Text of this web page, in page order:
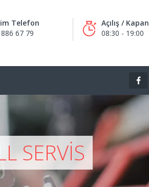
Telefon
67 79
Açılış /
08:30 - 19:00
SERVIS